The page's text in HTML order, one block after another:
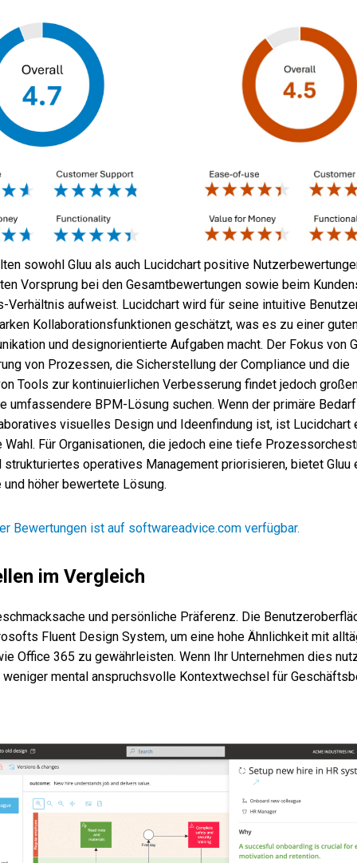
sowohl Gluu als auch Lucidchart positive
Vorsprung bei den Gesamtbewertungen sowie beim
Verhältnis aufweist. Lucidchart wird für seine intuitive
Kollaborationsfunktionen geschätzt, was es zu einer
und designorientierte Aufgaben macht. Der Fokus von
von Prozessen, die Sicherstellung der Compliance und die
Tools zur kontinuierlichen Verbesserung findet jedoch
umfassendere BPM-Lösung suchen. Wenn der primäre
visuelles Design und Ideenfindung ist, ist Lucidchart
Für Organisationen, die jedoch eine tiefe
strukturiertes operatives Management priorisieren, bietet Gluu
höher bewertete Lösung.
Bewertungen ist auf softwareadvice.com verfügbar.
im Vergleich
und persönliche Präferenz. Die
Fluent Design System, um eine hohe Ähnlichkeit mit
Office 365 zu gewährleisten. Wenn Ihr Unternehmen dies
weniger mental anspruchsvolle Kontextwechsel für